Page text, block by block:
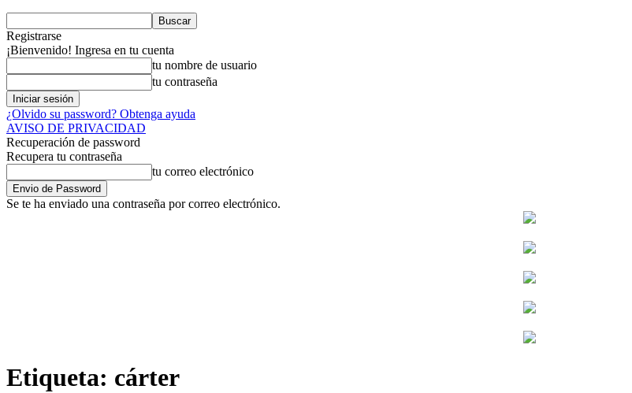
Registrarse
¡Bienvenido! Ingresa en tu cuenta
tu nombre de usuario
tu contraseña
¿Olvido su password? Obtenga ayuda
AVISO DE PRIVACIDAD
Recuperación de password
Recupera tu contraseña
tu correo electrónico
Se te ha enviado una contraseña por correo electrónico.
Etiqueta: cárter